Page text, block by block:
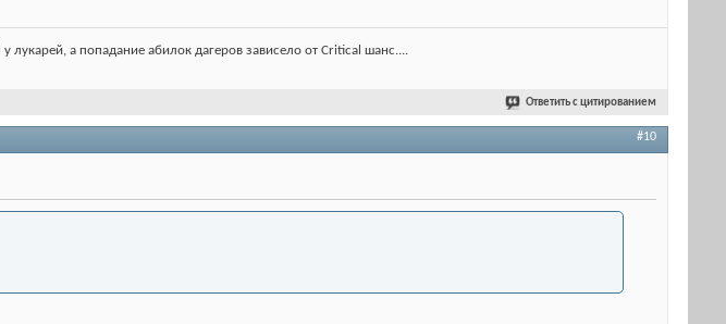
лукарей, а попадание абилок дагеров зависело от Critical шанс....
Ответить с цитированием
#10